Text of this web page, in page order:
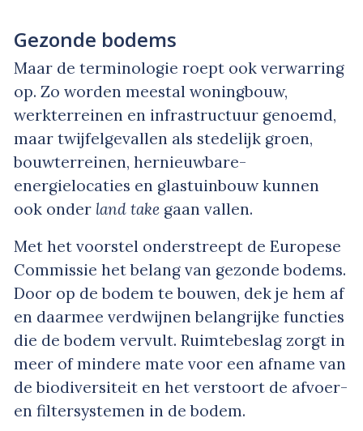
Gezonde bodems
Maar de terminologie roept ook verwarring
op. Zo worden meestal woningbouw,
werkterreinen en infrastructuur genoemd,
maar twijfelgevallen als stedelijk groen,
bouwterreinen, hernieuwbare-
energielocaties en glastuinbouw kunnen
ook onder land take gaan vallen.
Met het voorstel onderstreept de Europese
Commissie het belang van gezonde bodems.
Door op de bodem te bouwen, dek je hem af
en daarmee verdwijnen belangrijke functies
die de bodem vervult. Ruimtebeslag zorgt in
meer of mindere mate voor een afname van
de biodiversiteit en het verstoort de afvoer-
en filtersystemen in de bodem.